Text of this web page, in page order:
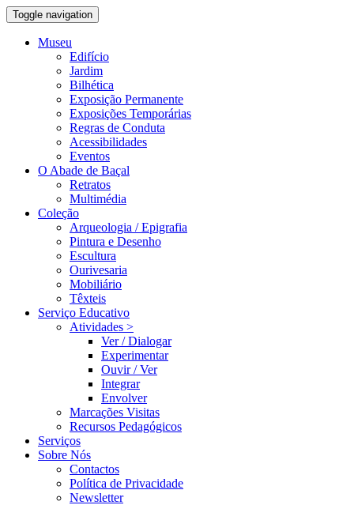
Toggle navigation
Museu
Edifício
Jardim
Bilhética
Exposição Permanente
Exposições Temporárias
Regras de Conduta
Acessibilidades
Eventos
O Abade de Baçal
Retratos
Multimédia
Coleção
Arqueologia / Epigrafia
Pintura e Desenho
Escultura
Ourivesaria
Mobiliário
Têxteis
Serviço Educativo
Atividades >
Ver / Dialogar
Experimentar
Ouvir / Ver
Integrar
Envolver
Marcações Visitas
Recursos Pedagógicos
Serviços
Sobre Nós
Contactos
Política de Privacidade
Newsletter